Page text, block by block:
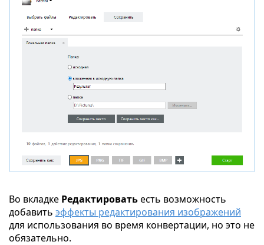
Во вкладке Редактироватьесть возможность
добавить эффекты редактирования изображений
для использования во время конвертации, но это не
обязательно.